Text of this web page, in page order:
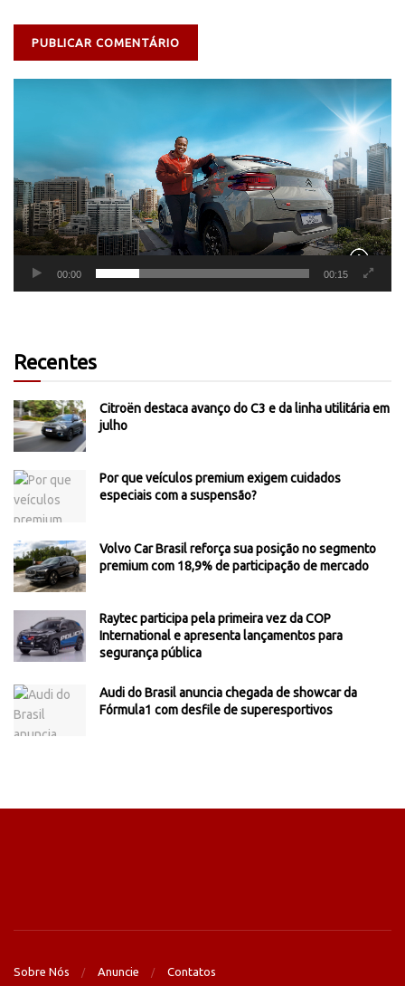
00:00 00:15
Recentes
Citroën destaca avanço do C3 e da linha utilitária em
julho
Por que veículos premium exigem cuidados
especiais com a suspensão?
Volvo Car Brasil reforça sua posição no segmento
premium com 18,9% de participação de mercado
Raytec participa pela primeira vez da COP
International e apresenta lançamentos para
segurança pública
Audi do Brasil anuncia chegada de showcar da
Fórmula1 com desfile de superesportivos
Sobre Nós Anuncie Contatos